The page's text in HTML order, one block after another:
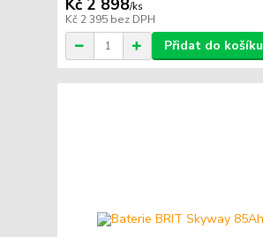
Kč 2 898/ks
Kč 2 395 bez DPH
Přidat do košíku